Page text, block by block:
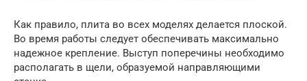
Как правило, плита во всех моделях делается плоской.
Во время работы следует обеспечивать максимально
надежное крепление. Выступ поперечины необходимо
располагать в щели, образуемой направляющими